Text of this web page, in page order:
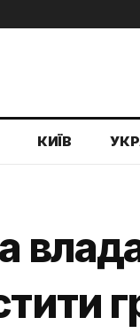
КИЇВ